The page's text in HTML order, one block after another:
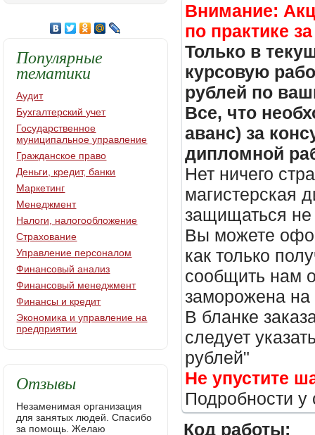
Внимание:
по практике
Только в
курсовую
рублей по
Все, что
аванс) за
дипломной
Нет ничего
магистерская
защищаться не
Вы можете
как только
сообщить нам
заморожена
В бланке
следует
рублей"
Не упустите
Подробности
Код работы:
Популярные
тематики
Аудит
Бухгалтерский учет
Государственное
муниципальное управление
Гражданское право
Деньги, кредит, банки
Маркетинг
Менеджмент
Налоги, налогообложение
Страхование
Управление персоналом
Финансовый анализ
Финансовый менеджмент
Финансы и кредит
Экономика и управление на
предприятии
Отзывы
Незаменимая организация
для занятых людей. Спасибо
за помощь. Желаю